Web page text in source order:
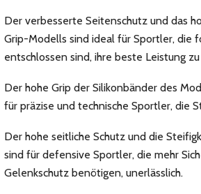
Der verbesserte Seitenschutz und das
Grip-Modells sind ideal für Sportler, die
entschlossen sind, ihre beste Leistung
Der hohe Grip der Silikonbänder des
für präzise und technische Sportler, die
Der hohe seitliche Schutz und die
sind für defensive Sportler, die mehr
Gelenkschutz benötigen, unerlässlich.